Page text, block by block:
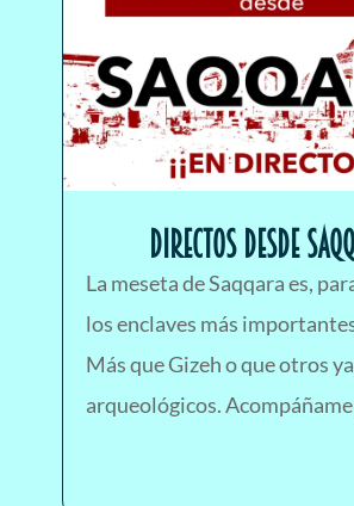
Directos desde
La meseta de Saqqara es,
los enclaves más
Más que Gizeh o que otros
arqueológicos.